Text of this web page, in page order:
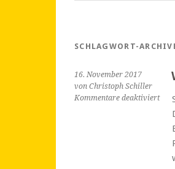
SCHLAGWORT-
16. November 2017
von Christoph Schiller
Kommentare deaktiviertfür
Lust
aufs